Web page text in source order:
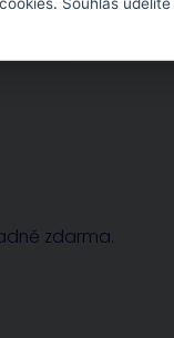
zcela
zdarma.